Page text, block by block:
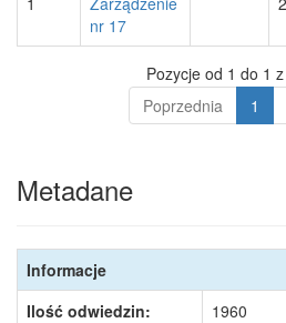
nr 17
Pozycje od 1 do 1
Poprzednia
1
Metadane
Informacje
Ilość odwiedzin:
1960